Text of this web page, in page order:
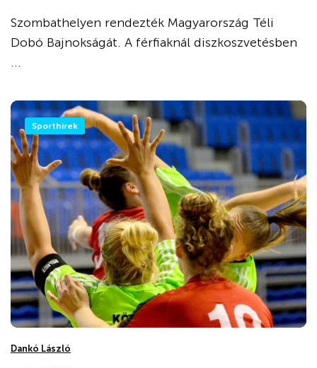
Szombathelyen rendezték Magyarország Téli
Dobó Bajnokságát. A férfiaknál diszkoszvetésben
...
Sporthírek
Dankó László